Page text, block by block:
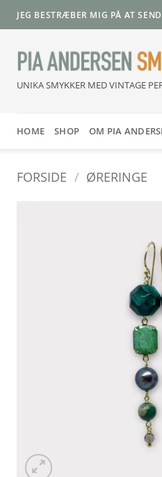
JEG BESTRÆBER MIG PÅ AT
UNIKA SMYKKER MED VINTAGE
HOME SHOP OM PIA
FORSIDE / ØRERINGE